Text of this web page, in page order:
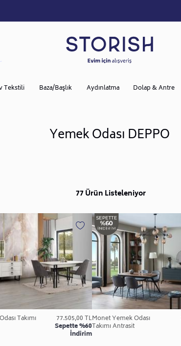
Tekstili Baza/Başlık Aydınlatma Dolap & Antre
Yemek Odası DEPPO
77 Ürün Listeleniyor
Takımı 77.505,00 TL
Sepette %60
İndirim
Monet Yemek Odası
Takımı Antrasit